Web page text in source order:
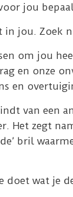
jou
in jou. Zoek
om jou
en onze
en
van een
Het zegt
bril
doet wat je